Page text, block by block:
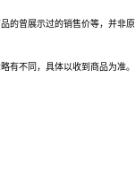
的曾展示过的销售价等，并非原
有不同，具体以收到商品为准。